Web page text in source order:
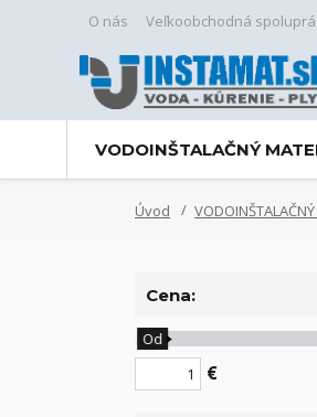
O nás Veľkoobchodná
VODOINŠTALAČNÝ
Úvod
Cena:
€
Od